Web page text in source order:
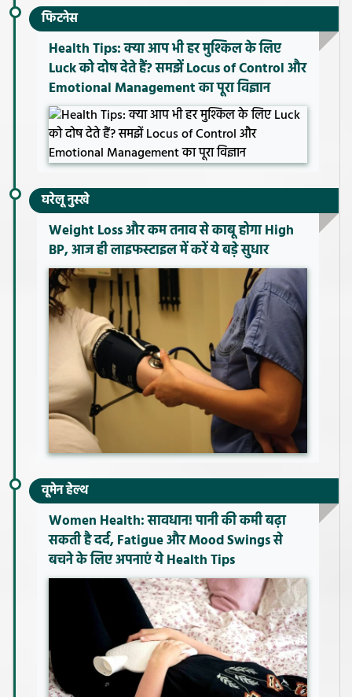
फिटनेस
Health Tips: क्या आप भी हर मुश्किल के लिए
Luck को दोष देते हैं? समझें Locus of Control और
Emotional Management का पूरा विज्ञान
घरेलू नुस्खे
Weight Loss और कम तनाव से काबू होगा High
BP, आज ही लाइफस्टाइल में करें ये बड़े सुधार
वूमेन हेल्थ
Women Health: सावधान! पानी की कमी बढ़ा
सकती है दर्द, Fatigue और Mood Swings से
बचने के लिए अपनाएं ये Health Tips